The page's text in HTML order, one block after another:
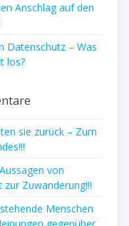
Anschlag auf den
Datenschutz – Was
los?
sie zurück – Zum
von
Zuwanderung!!!
Menschen